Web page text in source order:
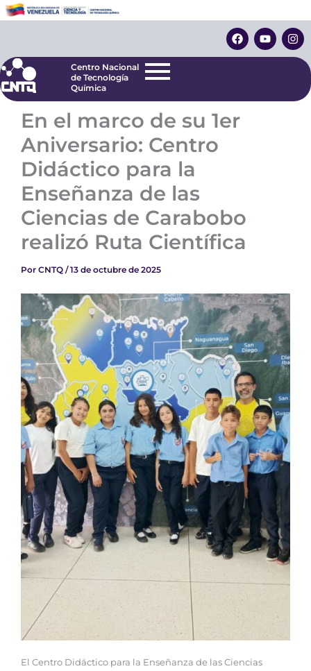
al
F
a
c
o
Y
o
u
e
I
n
s
r
Centro Nacional
de Tecnología
Centro Nacional
de Tecnología
Química
En el marco de su 1er
Aniversario: Centro
Didáctico para la
Enseñanza de las
Ciencias de Carabobo
realizó Ruta Científica
Por CNTQ /13 de octubre de 2025
El Centro Didáctico para la Enseñanza de las Ciencias